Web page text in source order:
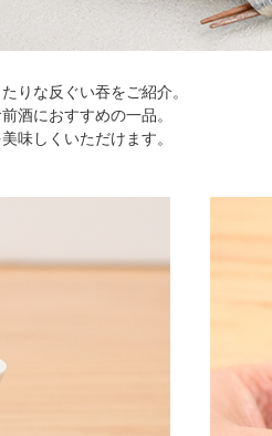
りな反ぐい吞をご紹介。
酒におすすめの一品。
味しくいただけます。